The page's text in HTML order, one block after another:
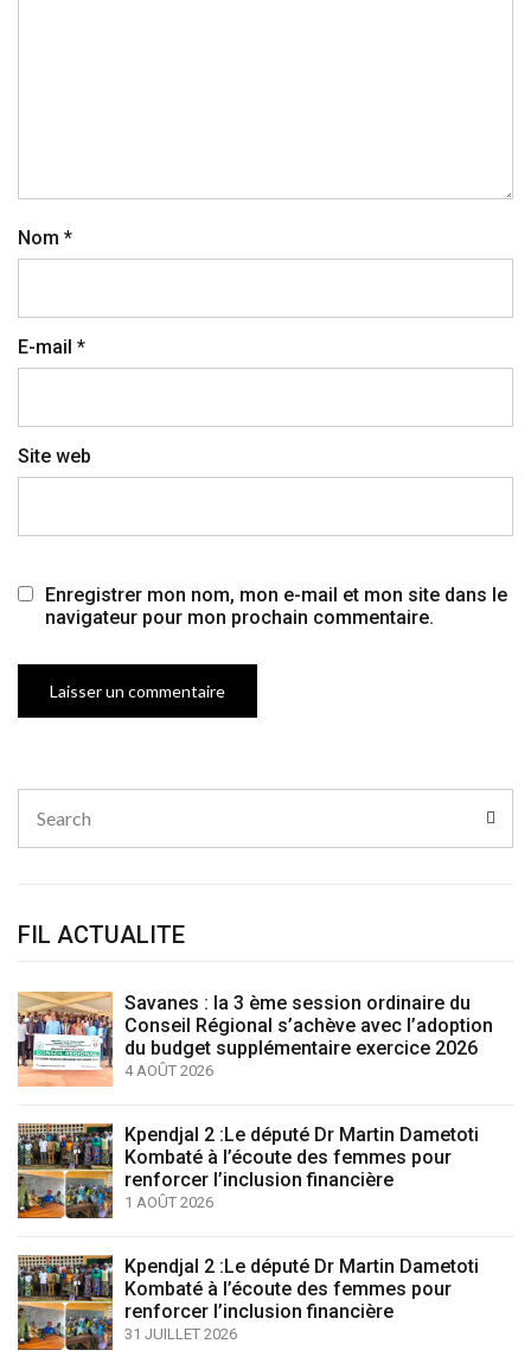
Nom *
E-mail *
Site web
Enregistrer mon nom, mon e-mail et mon site dans le
navigateur pour mon prochain commentaire.
for:
FIL ACTUALITE
Savanes : la 3 ème session ordinaire du
Conseil Régional s’achève avec l’adoption
du budget supplémentaire exercice 2026
4 AOÛT 2026
Kpendjal 2 :Le député Dr Martin Dametoti
Kombaté à l’écoute des femmes pour
renforcer l’inclusion financière
1 AOÛT 2026
Kpendjal 2 :Le député Dr Martin Dametoti
Kombaté à l’écoute des femmes pour
renforcer l’inclusion financière
31 JUILLET 2026